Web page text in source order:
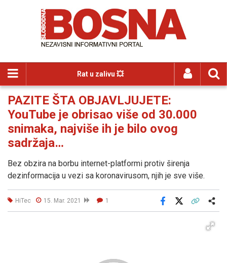
Rat u zalivu 💥
PAZITE ŠTA OBJAVLJUJETE:
YouTube je obrisao više od 30.000
snimaka, najviše ih je bilo ovog
sadržaja…
Bez obzira na borbu internet-platformi protiv širenja
dezinformacija u vezi sa koronavirusom, njih je sve više.
HiTec 15. Mar. 2021 1
Facebook